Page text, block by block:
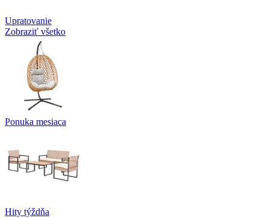
Upratovanie
Zobraziť všetko
Ponuka mesiaca
Hity týždňa